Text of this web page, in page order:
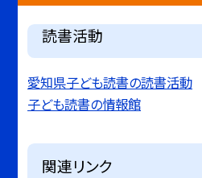
読書活動
愛知県子ども読書の読書活動
子ども読書の情報館
関連リンク